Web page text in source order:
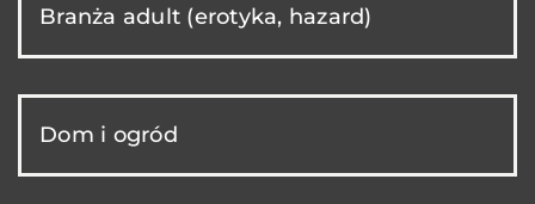
Branża adult (erotyka, hazard)
Dom i ogród